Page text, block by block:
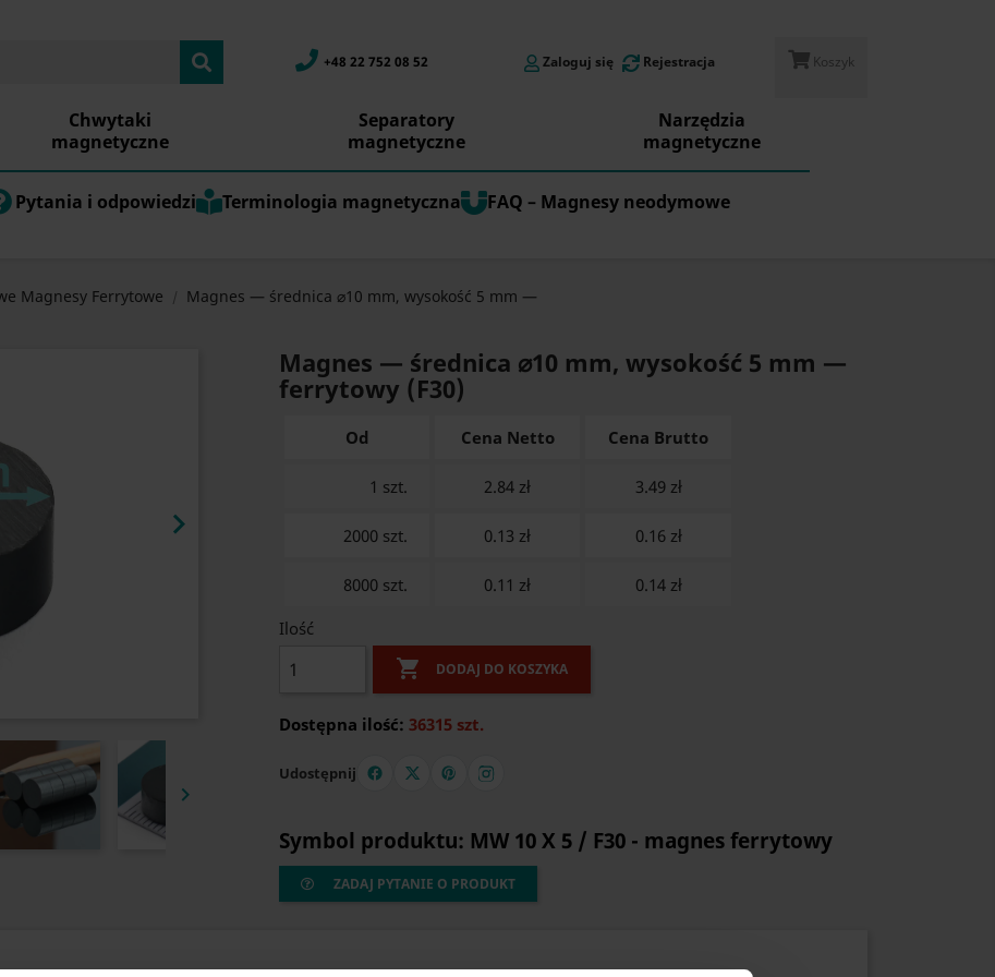
+48 22 752 08 52 Zaloguj się Rejestracja Koszyk
Chwytaki
magnetyczne
Separatory
magnetyczne
Narzędzia
magnetyczne
Pytania i odpowiedzi Terminologia magnetyczna FAQ – Magnesy neodymowe
Magnesy Ferrytowe
Magnes — średnica ⌀10 mm, wysokość 5 mm —


Magnes — średnica ⌀10 mm, wysokość 5 mm —
ferrytowy (F30)
Od Cena Netto Cena Brutto
1 szt. 2.84 zł 3.49zł
2000 szt. 0.13 zł 0.16zł
8000 szt. 0.11 zł 0.14zł
Ilość
 DODAJ DO KOSZYKA
Dostępna ilość: 36315 szt.
Udostępnij
Symbol produktu: MW 10 X 5 / F30 - magnes ferrytowy
ZADAJ PYTANIE O PRODUKT